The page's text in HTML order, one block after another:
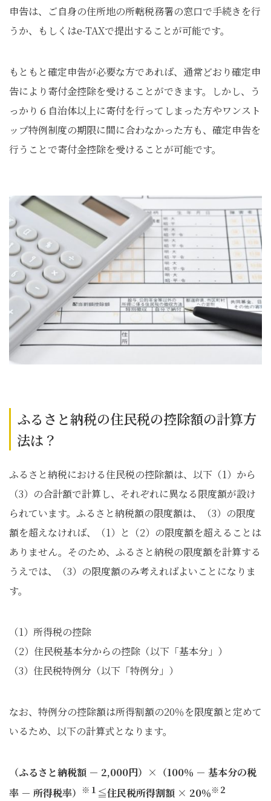
申告は、ご自身の住所地の所轄税務署の窓口で手続きを行
うか、もしくはe-TAXで提出することが可能です。
もともと確定申告が必要な方であれば、通常どおり確定申
告により寄付金控除を受けることができます。しかし、う
っかり６自治体以上に寄付を行ってしまった方やワンスト
ップ特例制度の期限に間に合わなかった方も、確定申告を
行うことで寄付金控除を受けることが可能です。
ふるさと納税の住民税の控除額の計算方
法は？
ふるさと納税における住民税の控除額は、以下（1）から
（3）の合計額で計算し、それぞれに異なる限度額が設け
られています。ふるさと納税額の限度額は、（3）の限度
額を超えなければ、（1）と（2）の限度額を超えることは
ありません。そのため、ふるさと納税の限度額を計算する
うえでは、（3）の限度額のみ考えればよいことになりま
す。
（1）所得税の控除
（2）住民税基本分からの控除（以下「基本分」）
（3）住民税特例分（以下「特例分」）
なお、特例分の控除額は所得割額の20％を限度額と定めて
いるため、以下の計算式となります。
（ふるさと納税額 － 2,000円）×（100％ － 基本分の税
率 － 所得税率）
※１ ≦住民税所得割額 × 20％※２